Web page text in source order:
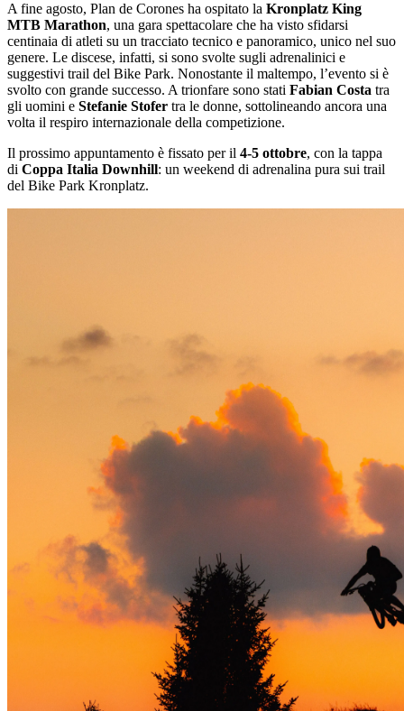
A fine agosto, Plan de Corones ha ospitato la Kronplatz King
MTB Marathon, una gara spettacolare che ha visto sfidarsi
centinaia di atleti su un tracciato tecnico e panoramico, unico nel suo
genere. Le discese, infatti, si sono svolte sugli adrenalinici e
suggestivi trail del Bike Park. Nonostante il maltempo, l’evento si è
svolto con grande successo. A trionfare sono stati Fabian Costa tra
gli uomini e Stefanie Stofer tra le donne, sottolineando ancora una
volta il respiro internazionale della competizione.
Il prossimo appuntamento è fissato per il 4-5 ottobre, con la tappa
di Coppa Italia Downhill: un weekend di adrenalina pura sui trail
del Bike Park Kronplatz.